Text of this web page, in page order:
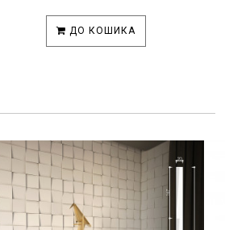
ДО КОШИКА